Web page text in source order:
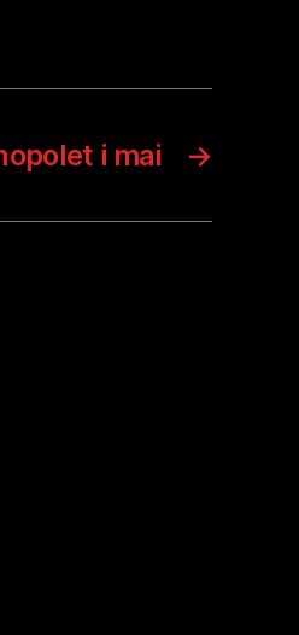
→
i mai